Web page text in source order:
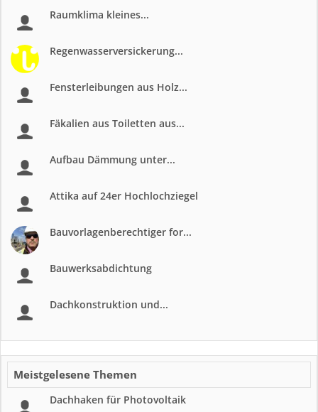
Raumklima kleines...
Regenwasserversickerung...
Fensterleibungen aus Holz...
Fäkalien aus Toiletten aus...
Aufbau Dämmung unter...
Attika auf 24er Hochlochziegel
Bauvorlagenberechtiger for...
Bauwerksabdichtung
Dachkonstruktion und...
Meistgelesene Themen
Dachhaken für Photovoltaik